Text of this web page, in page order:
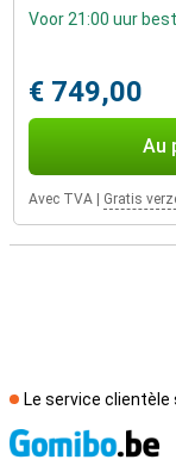
Voor 21:00 uur
€ 749,00
Au
Avec TVA Gratis
Le service clientèle